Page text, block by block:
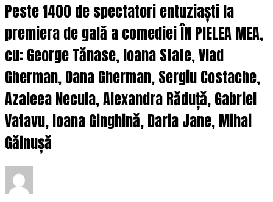
Peste 1400 de spectatori entuziaști la
premiera de gală a comediei ÎN PIELEA MEA,
cu: George Tănase, Ioana State, Vlad
Gherman, Oana Gherman, Sergiu Costache,
Azaleea Necula, Alexandra Răduță, Gabriel
Vatavu, Ioana Ginghină, Daria Jane, Mihai
Găinușă